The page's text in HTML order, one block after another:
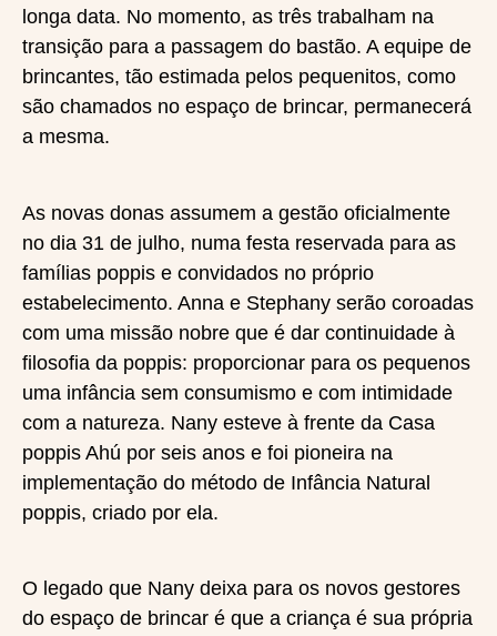
longa data. No momento, as três trabalham na
transição para a passagem do bastão. A equipe de
brincantes, tão estimada pelos pequenitos, como
são chamados no espaço de brincar, permanecerá
a mesma.
As novas donas assumem a gestão oficialmente
no dia 31 de julho, numa festa reservada para as
famílias poppis e convidados no próprio
estabelecimento. Anna e Stephany serão coroadas
com uma missão nobre que é dar continuidade à
filosofia da poppis: proporcionar para os pequenos
uma infância sem consumismo e com intimidade
com a natureza. Nany esteve à frente da Casa
poppis Ahú por seis anos e foi pioneira na
implementação do método de Infância Natural
poppis, criado por ela.
O legado que Nany deixa para os novos gestores
do espaço de brincar é que a criança é sua própria